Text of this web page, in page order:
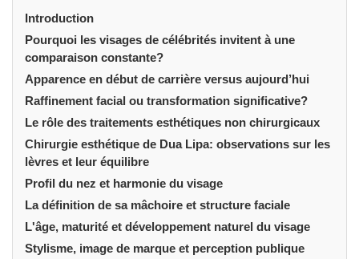
Introduction
Pourquoi les visages de célébrités invitent à une
comparaison constante?
Apparence en début de carrière versus aujourd’hui
Raffinement facial ou transformation significative?
Le rôle des traitements esthétiques non chirurgicaux
Chirurgie esthétique de Dua Lipa: observations sur les
lèvres et leur équilibre
Profil du nez et harmonie du visage
La définition de sa mâchoire et structure faciale
L'âge, maturité et développement naturel du visage
Stylisme, image de marque et perception publique